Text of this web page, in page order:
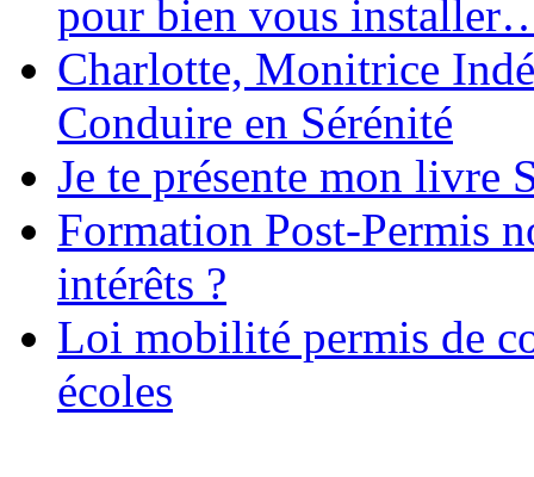
pour bien vous
Charlotte, Monitrice
Conduire en Sérénité
Je te présente mon livre
Formation Post-Permis
intérêts ?
Loi mobilité permis de
écoles